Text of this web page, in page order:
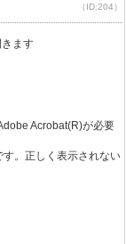
（ID:204）
きます
Acrobat(R)が必要
。正しく表示されない